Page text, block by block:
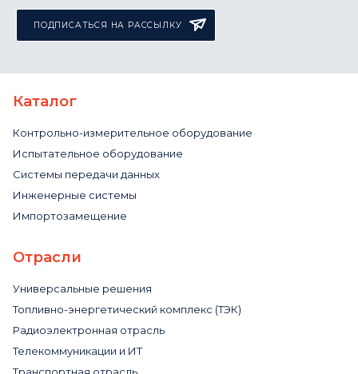
ПОДПИСАТЬСЯ НА РАССЫЛКУ
Каталог
Контрольно-измерительное оборудование
Испытательное оборудование
Системы передачи данных
Инженерные системы
Импортозамещение
Отрасли
Универсальные решения
Топливно-энергетический комплекс (ТЭК)
Радиоэлектронная отрасль
Телекоммуникации и ИТ